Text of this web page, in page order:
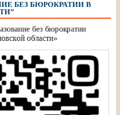
БЕЗ БЮРОКРАТИИ В